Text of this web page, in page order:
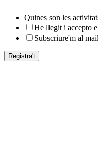
Quines son les
He llegit i accepto
Subscriure'm al